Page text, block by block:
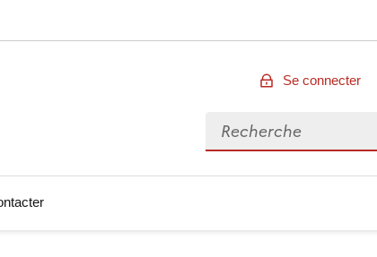
Se connecter
Rechercher des données